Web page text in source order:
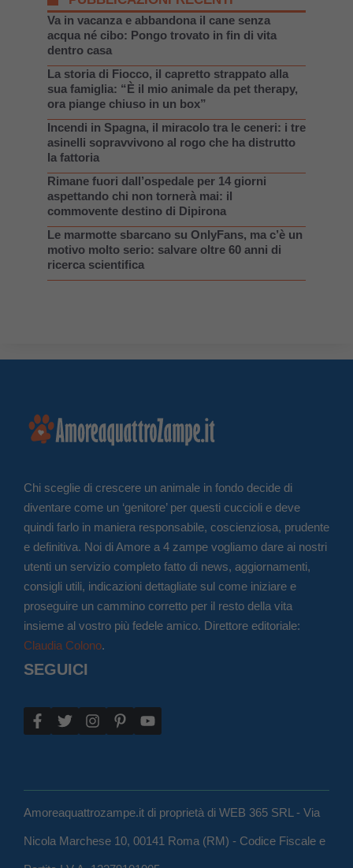
Va in vacanza e abbandona il cane senza
acqua né cibo: Pongo trovato in fin di vita
dentro casa
La storia di Fiocco, il capretto strappato alla
sua famiglia: “È il mio animale da pet therapy,
ora piange chiuso in un box”
Incendi in Spagna, il miracolo tra le ceneri: i tre
asinelli sopravvivono al rogo che ha distrutto
la fattoria
Rimane fuori dall’ospedale per 14 giorni
aspettando chi non tornerà mai: il
commovente destino di Dipirona
Le marmotte sbarcano su OnlyFans, ma c’è un
motivo molto serio: salvare oltre 60 anni di
ricerca scientifica
Chi sceglie di crescere un animale in fondo decide di
diventare come un ‘genitore’ per questi cuccioli e deve
quindi farlo in maniera responsabile, coscienziosa, prudente
e definitiva. Noi di Amore a 4 zampe vogliamo dare ai nostri
utenti un servizio completo fatto di news, aggiornamenti,
consigli utili, indicazioni dettagliate sul come iniziare e
proseguire un cammino corretto per il resto della vita
insieme al vostro più fedele amico. Direttore editoriale:
Claudia Colono.
SEGUICI
Amoreaquattrozampe.it di proprietà di WEB 365 SRL - Via
Nicola Marchese 10, 00141 Roma (RM) - Codice Fiscale e